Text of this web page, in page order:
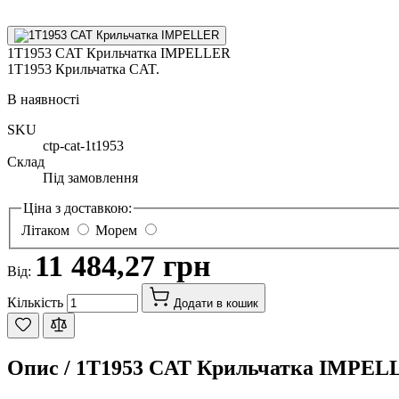
1T1953 CAT Крильчатка IMPELLER
1T1953 Крильчатка CAT.
В наявності
SKU
ctp-cat-1t1953
Склад
Під замовлення
Ціна з доставкою:
Літаком
Морем
Від: 11 484,27 грн
Кількість Додати в кошик
Опис / 1T1953 CAT Крильчатка